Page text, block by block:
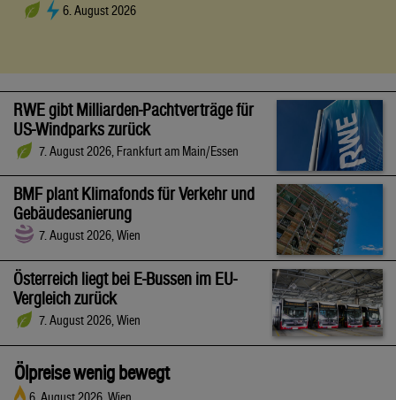
6. August 2026
RWE gibt Milliarden-Pachtverträge für
US-Windparks zurück
7. August 2026, Frankfurt am Main/Essen
BMF plant Klimafonds für Verkehr und
Gebäudesanierung
7. August 2026, Wien
Österreich liegt bei E-Bussen im EU-
Vergleich zurück
7. August 2026, Wien
Ölpreise wenig bewegt